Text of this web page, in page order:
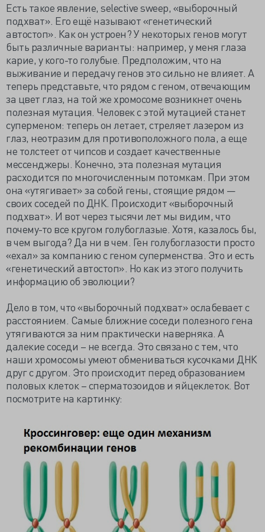
Есть такое явление, selective sweep, «выборочный
подхват». Его ещё называют «генетический
автостоп». Как он устроен? У некоторых генов могут
быть различные варианты: например, у меня глаза
карие, у кого-то голубые. Предположим, что на
выживание и передачу генов это сильно не влияет. А
теперь представьте, что рядом с геном, отвечающим
за цвет глаз, на той же хромосоме возникнет очень
полезная мутация. Человек с этой мутацией станет
суперменом: теперь он летает, стреляет лазером из
глаз, неотразим для противоположного пола, а еще
не толстеет от чипсов и создает качественные
мессенджеры. Конечно, эта полезная мутация
расходится по многочисленным потомкам. При этом
она «утягивает» за собой гены, стоящие рядом —
своих соседей по ДНК. Происходит «выборочный
подхват». И вот через тысячи лет мы видим, что
почему-то все кругом голубоглазые. Хотя, казалось бы,
в чем выгода? Да ни в чем. Ген голубоглазости просто
«ехал» за компанию с геном суперменства. Это и есть
«генетический автостоп». Но как из этого получить
информацию об эволюции?
Дело в том, что «выборочный подхват» ослабевает с
расстоянием. Самые ближние соседи полезного гена
утягиваются за ним практически наверняка. А
далекие соседи – не всегда. Это связано с тем, что
наши хромосомы умеют обмениваться кусочками ДНК
друг с другом. Это происходит перед образованием
половых клеток – сперматозоидов и яйцеклеток. Вот
посмотрите на картинку: